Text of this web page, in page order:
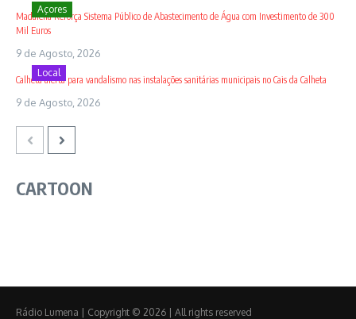
Açores
Madalena Reforça Sistema Público de Abastecimento de Água com Investimento de 300
Mil Euros
9 de Agosto, 2026
Local
Calheta alerta para vandalismo nas instalações sanitárias municipais no Cais da Calheta
9 de Agosto, 2026
CARTOON
Rádio Lumena | Copyright © 2026 | All rights reserved